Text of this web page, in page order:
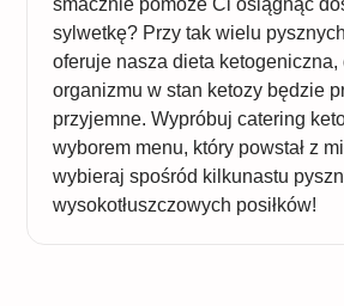
sylwetkę? Przy tak wielu
oferuje nasza dieta
organizmu w stan ketozy będzie
przyjemne. Wypróbuj catering
wyborem menu, który powstał z
wybieraj spośród kilkunastu
wysokotłuszczowych posiłków!